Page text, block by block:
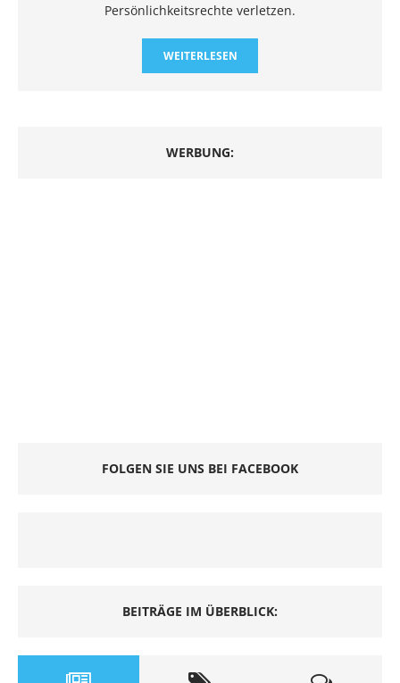
Persönlichkeitsrechte verletzen.
WEITERLESEN
WERBUNG:
FOLGEN SIE UNS BEI FACEBOOK
BEITRÄGE IM ÜBERBLICK: